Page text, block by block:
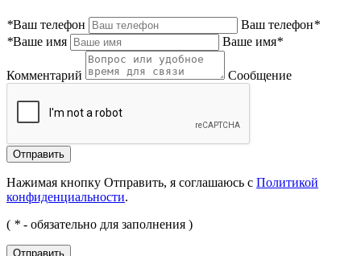
*Ваш телефон Ваш телефон*
*Ваше имя Ваше имя*
Комментарий Сообщение
Нажимая кнопку Отправить, я соглашаюсь с Политикой
конфиденциальности.
( * - обязательно для заполнения )